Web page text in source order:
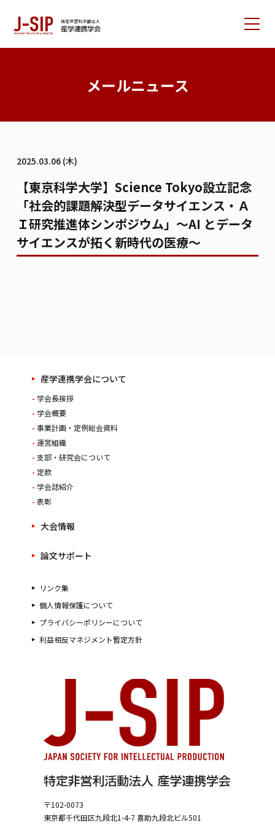
リンク集 学会書籍紹介 ご寄付のお願い
メールニュース
2025.03.06 (木)
【東京科学大学】Science Tokyo設立記念
「社会的課題解決型データサイエンス・Ａ
Ｉ研究推進体シンポジウム」～AI とデータ
サイエンスが拓く新時代の医療～
〒102-0073
東京都千代田区九段北1-4-7喜助九段北ビル501
産学連携学会について
学会長挨拶
学会概要
事業計画・定例総会資料
運営組織
支部・研究会について
定款
学会誌紹介
表彰
大会情報
論文サポート
リンク集
個人情報保護について
プライバシーポリシーについて
利益相反マネジメント暫定方針